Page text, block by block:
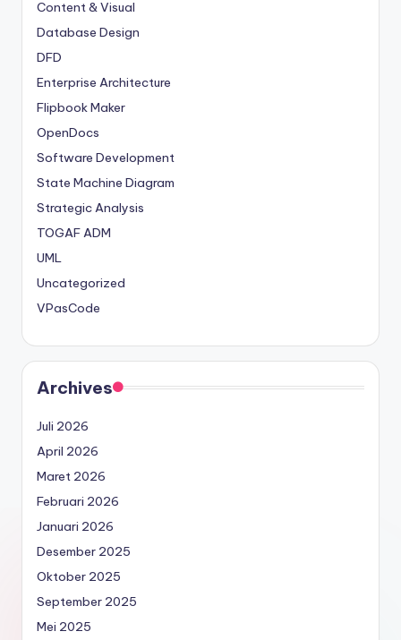
Content & Visual
Database Design
DFD
Enterprise Architecture
Flipbook Maker
OpenDocs
Software Development
State Machine Diagram
Strategic Analysis
TOGAF ADM
UML
Uncategorized
VPasCode
Archives
Juli 2026
April 2026
Maret 2026
Februari 2026
Januari 2026
Desember 2025
Oktober 2025
September 2025
Mei 2025